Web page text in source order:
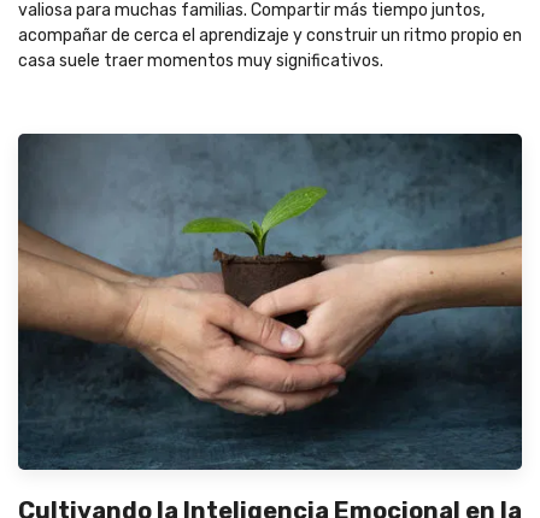
valiosa para muchas familias. Compartir más tiempo juntos,
acompañar de cerca el aprendizaje y construir un ritmo propio en
casa suele traer momentos muy significativos.
Cultivando la Inteligencia Emocional en la